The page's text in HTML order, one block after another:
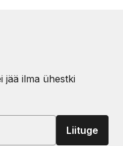
jää ilma ühestki
Liituge